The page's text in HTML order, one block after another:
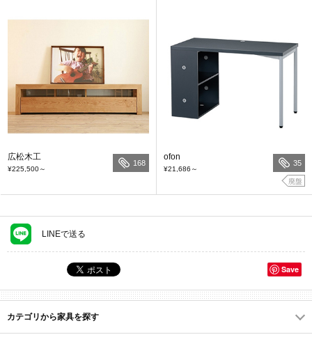
広松木工
¥225,500～
168
ofon
¥21,686 ～
35
廃盤
LINEで送る
Save
カテゴリから家具を探す